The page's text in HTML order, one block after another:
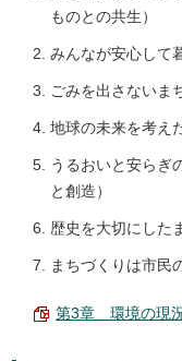
ものとの共生）
みんなが安心して
ごみを出さないま
地球の未来を考え
うるおいと安らぎ
と創造）
歴史を大切にした
まちづくりは市民
第3章 環境の現況